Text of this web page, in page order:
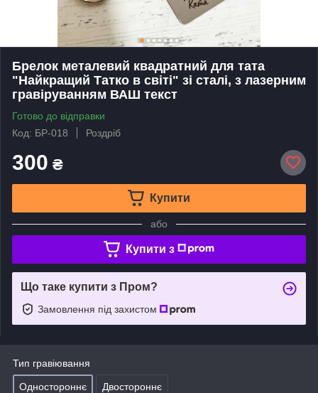
Брелок металевий квадратний для тата
"Найкращий Татко в світі" зі сталі, з лазерним
гравіруванням ВАШ текст
Готово до відправки
Код: БР-018
Роздріб
300 ₴
Купити
або
Купити з
Що таке купити з Пром?
Замовлення під захистом
Тип гравіювання
Одностороннє Двостороннє